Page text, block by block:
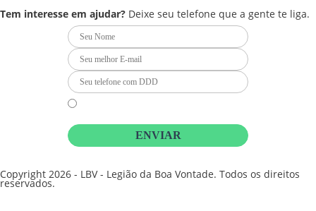
o
r
e
Tem interesse em ajudar? Deixe seu telefone que a gente te liga.
ENVIAR
Copyright 2026 - LBV - Legião da Boa Vontade. Todos os direitos
reservados.